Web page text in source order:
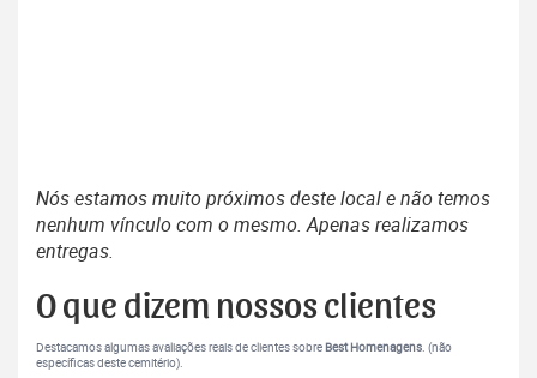
Nós estamos muito próximos deste local e não temos
nenhum vínculo com o mesmo. Apenas realizamos
entregas.
O que dizem nossos clientes
Destacamos algumas avaliações reais de clientes sobreBest Homenagens . (não
específicas deste cemitério).